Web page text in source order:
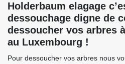
Holderbaum elagage
dessouchage digne de
dessoucher vos arbres
au Luxembourg !
Pour dessoucher vos arbres nous